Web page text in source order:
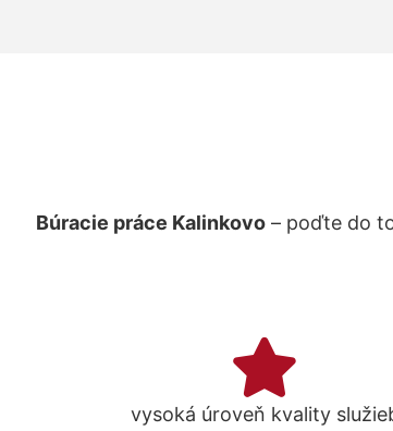
Búracie práce Kalinkovo– poďte do
vysoká úroveň kvality